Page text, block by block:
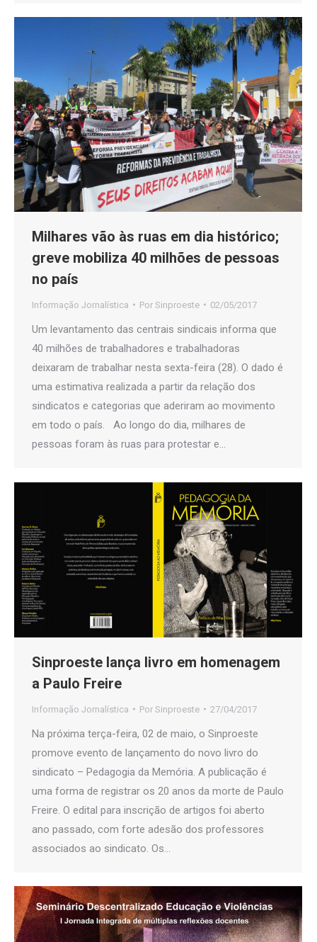
Milhares vão às ruas em dia histórico;
greve mobiliza 40 milhões de pessoas
no país
Informação Jornalística Por Sinproeste 02/05/2017
Um levantamento das centrais sindicais informa que
40 milhões de trabalhadores e trabalhadoras
deixaram de trabalhar nesta sexta-feira (28). O dado é
uma estimativa realizada a partir da relação dos
sindicatos e categorias que aderiram ao movimento
em todo o país. Ao longo do dia, milhares de
pessoas foram às ruas para protestar e…
Sinproeste lança livro em homenagem
a Paulo Freire
Informação Jornalística Por Sinproeste 27/04/2017
Na próxima terça-feira, 02 de maio, o Sinproeste
promove evento de lançamento do novo livro do
sindicato – Pedagogia da Memória. A publicação é
uma forma de registrar os 20 anos da morte de Paulo
Freire. O edital para inscrição de artigos foi aberto
ano passado, com forte adesão dos professores
associados ao sindicato. Os…